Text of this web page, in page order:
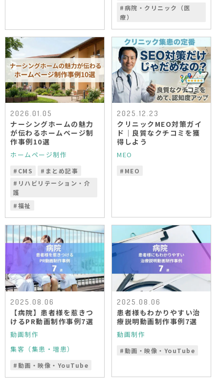
#病院・クリニック（医
療）
2026.01.05
ナーシングホームの魅力
が伝わるホームページ制
作事例10選
ホームページ制作
# CMS # まとめ記事
# リハビリテーション・介
護
#福祉
2025.12.23
クリニックMEO対策ガイ
ド｜良質なクチコミを獲
得しよう
MEO
# MEO
2025.08.06
【病院】患者様を惹きつ
けるPR動画制作事例7選
動画制作
集客（集患・増患）
#動画・映像・YouTube
2025.08.06
患者様もわかりやすい治
療説明動画制作事例7選
動画制作
#動画・映像・YouTube